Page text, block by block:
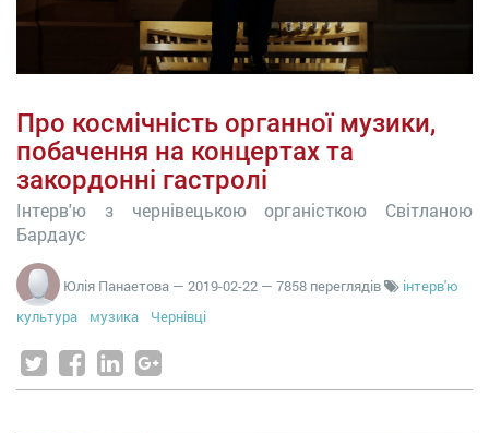
Про космічність органної музики,
побачення на концертах та
закордонні гастролі
Інтерв'ю з чернівецькою органісткою Світланою
Бардаус
Юлія Панаетова — 2019-02-22 — 7858 переглядів
інтерв'ю
культура
музика Чернівці